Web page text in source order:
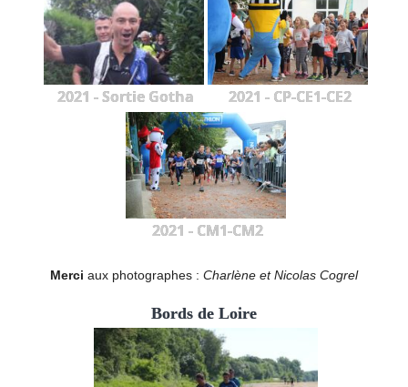
2021 - Sortie Gotha 2021 - CP-CE1-CE2
2021 - CM1-CM2
Merci aux photographes : Charlène et Nicolas Cogrel
Bords de Loire